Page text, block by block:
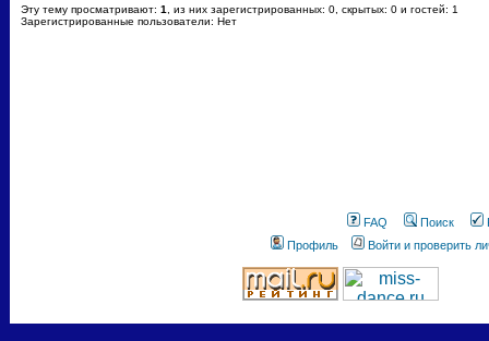
Эту тему просматривают: 1
, из них зарегистрированных: 0, скрытых: 0 и гостей: 1
Зарегистрированные пользователи: Нет
FAQ Поиск
Профиль
Войти и проверить